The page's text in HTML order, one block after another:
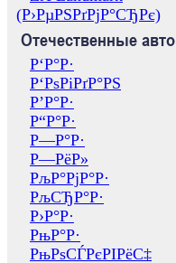
(Р›РµРЅРґРјР°СЂРє)
Отечественные авто
Р‘Р°Р·
Р‘РѕРіРґР°РЅ
Р’Р°Р·
Р“Р°Р·
Р—Р°Р·
Р—РёР»
РљР°РјР°Р·
РљСЂР°Р·
Р›Р°Р·
РњР°Р·
РњРѕСЃРєРІРёС‡